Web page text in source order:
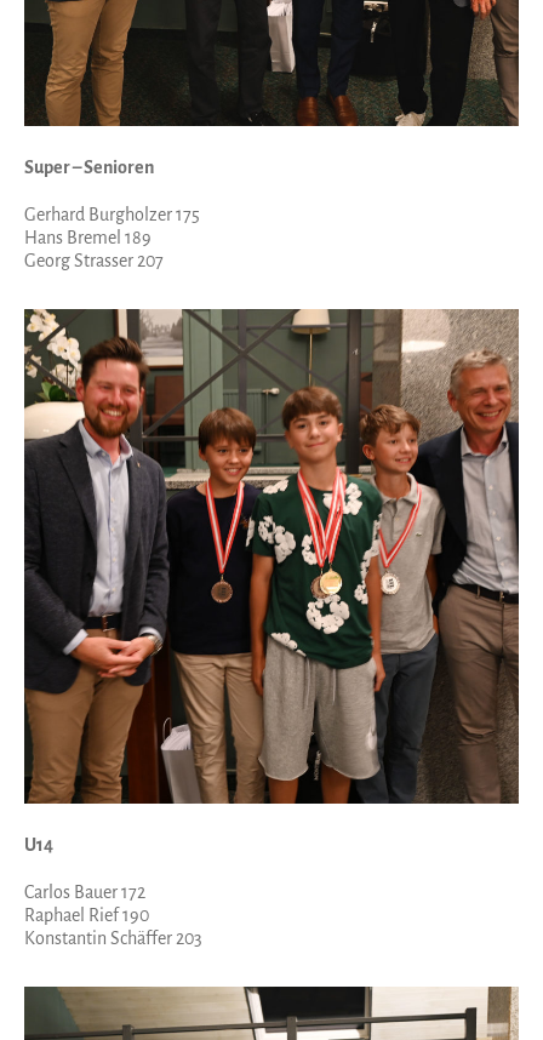
Super – Senioren
Gerhard Burgholzer 175
Hans Bremel 189
Georg Strasser 207
U14
Carlos Bauer 172
Raphael Rief 190
Konstantin Schäffer 203